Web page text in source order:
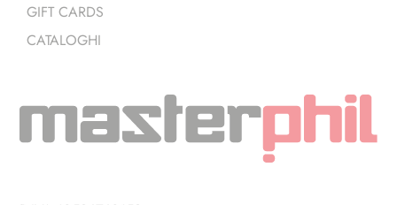
GIFT CARDS
CATALOGHI